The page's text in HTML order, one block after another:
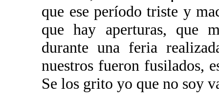
que ese período triste y
que hay aperturas, que
durante una feria
nuestros fueron fusilados,
Se los grito yo que no soy